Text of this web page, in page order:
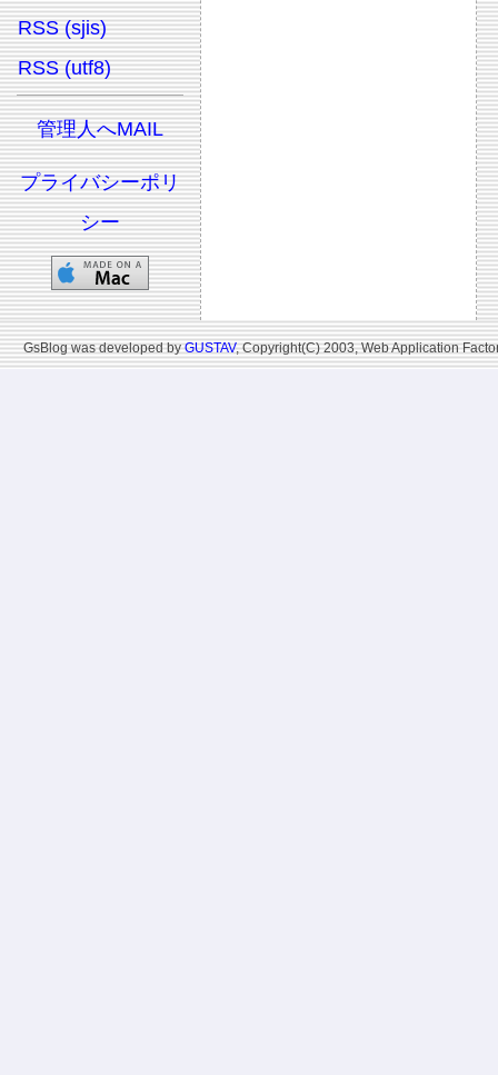
RSS (sjis)
RSS (utf8)
管理人へMAIL
プライバシーポリ
シー
GsBlog was developed byGUSTAV, Copyright(C) 2003, Web Application